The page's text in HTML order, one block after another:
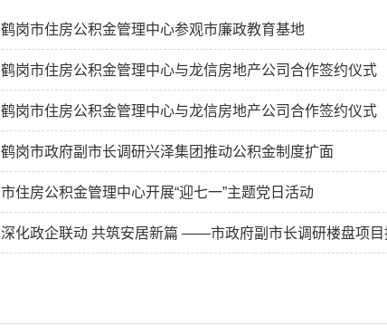
鹤岗市住房公积金管理中心参观市廉政教育基地
鹤岗市住房公积金管理中心与龙信房地产公司合作签约仪式
鹤岗市住房公积金管理中心与龙信房地产公司合作签约仪式
鹤岗市政府副市长调研兴泽集团推动公积金制度扩面
市住房公积金管理中心开展“迎七一”主题党日活动
深化政企联动 共筑安居新篇 ——市政府副市长调研楼盘项目